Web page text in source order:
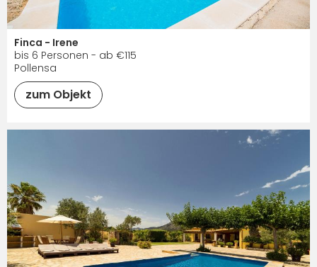
Finca - Irene
bis 6 Personen - ab €115
Pollensa
zum Objekt